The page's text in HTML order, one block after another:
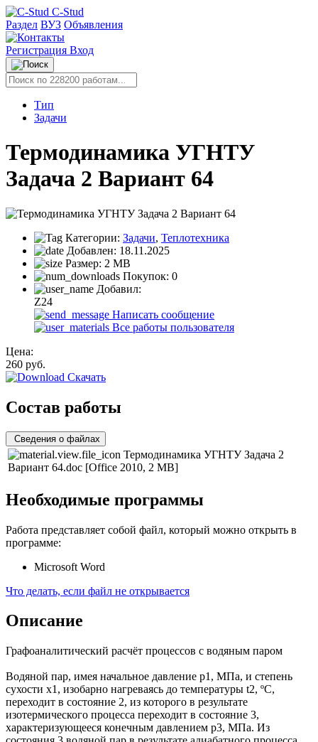
C-Stud
Раздел ВУЗ Объявления
Регистрация Вход
Тип
Задачи
Термодинамика УГНТУ
Задача 2 Вариант 64
Категории: Задачи, Теплотехника
Добавлен: 18.11.2025
Размер: 2 MB
Покупок: 0
Добавил:
Z24
Написать сообщение
Все работы пользователя
Цена:
260 руб.
Скачать
Состав работы
Сведения о файлах
Термодинамика УГНТУ Задача 2
Вариант 64.doc [Office 2010, 2 MB]
Необходимые программы
Работа представляет собой файл, который можно открыть в
программе:
Microsoft Word
Что делать, если файл не открывается
Описание
Графоаналитический расчёт процессов с водяным паром
Водяной пар, имея начальное давление р1, МПа, и степень
сухости х1, изобарно нагреваясь до температуры t2, ºС,
переходит в состояние 2, из которого в результате
изотермического процесса переходит в состояние 3,
характеризующееся конечным давлением р3, МПа. Из